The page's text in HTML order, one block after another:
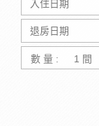
數 量 :